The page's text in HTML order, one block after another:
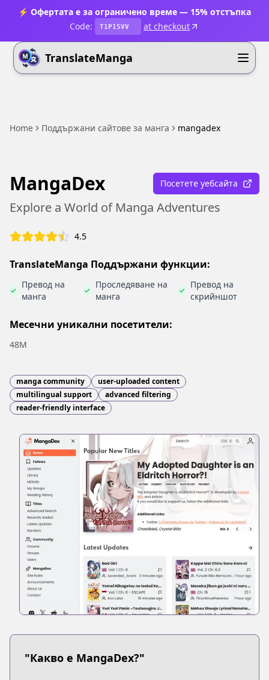
⚡ Офертата е за ограничено време — 15% отстъпка
Code:
T1P15VV at checkout
TranslateManga
Home Поддържани сайтове за манга mangadex
MangaDex Посетете уебсайта
Explore a World of Manga Adventures
4.5
TranslateManga Поддържани функции:
Превод на
манга
Проследяване на
манга
Превод на
скрийншот
Месечни уникални посетители:
48M
manga community
user-uploaded content
multilingual support
advanced filtering
reader-friendly interface
"Какво е MangaDex?"